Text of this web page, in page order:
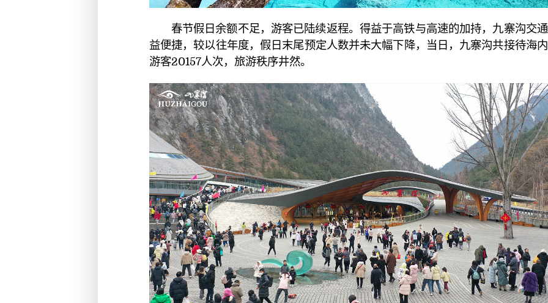
春节假日余额不足，游客已陆续返程。得益于高铁与高速的加持，九寨沟交
益便捷，较以往年度，假日末尾预定人数并未大幅下降，当日，九寨沟共接待海
游客20157人次，旅游秩序井然。